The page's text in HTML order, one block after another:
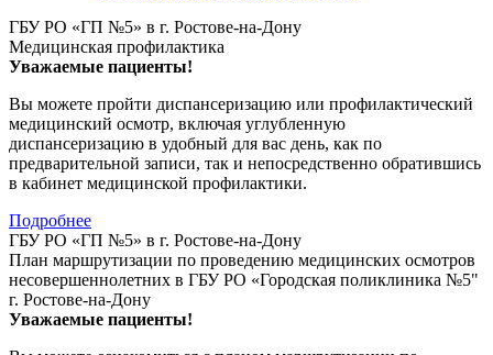
ГБУ РО «ГП №5» в г. Ростове-на-Дону
Медицинская профилактика
Уважаемые пациенты!
Вы можете пройти диспансеризацию или профилактический
медицинский осмотр, включая углубленную
диспансеризацию в удобный для вас день, как по
предварительной записи, так и непосредственно обратившись
в кабинет медицинской профилактики.
Подробнее
ГБУ РО «ГП №5» в г. Ростове-на-Дону
План маршрутизации по проведению медицинских осмотров
несовершеннолетних в ГБУ РО «Городская поликлиника №5"
г. Ростове-на-Дону
Уважаемые пациенты!